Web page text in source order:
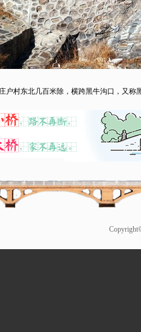
村东北几百米除，横跨黑牛沟口，又称